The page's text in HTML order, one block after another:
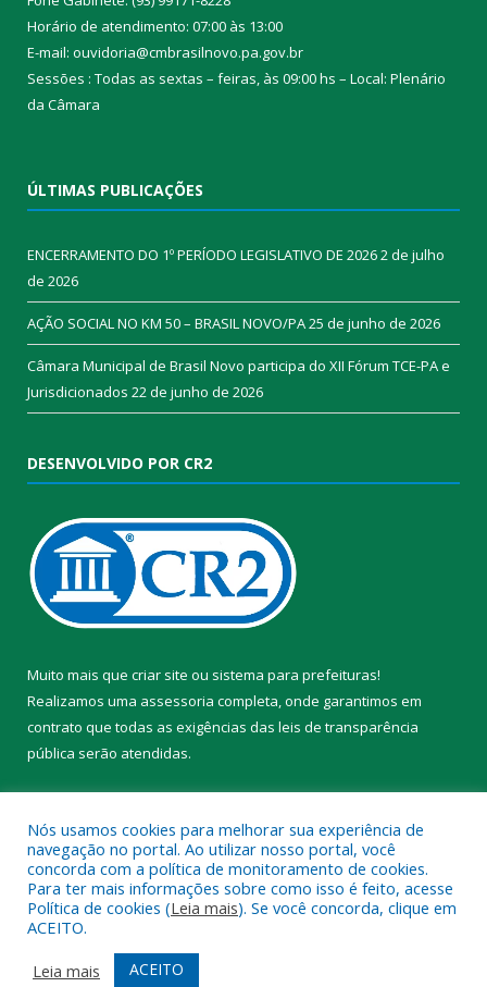
Horário de atendimento: 07:00 às 13:00
E-mail: ouvidoria@cmbrasilnovo.pa.gov.br
Sessões : Todas as sextas – feiras, às 09:00 hs – Local: Plenário
da Câmara​
ÚLTIMAS PUBLICAÇÕES
ENCERRAMENTO DO 1º PERÍODO LEGISLATIVO DE 20262 de julho
de 2026
AÇÃO SOCIAL NO KM 50 – BRASIL NOVO/PA25 de junho de 2026
Câmara Municipal de Brasil Novo participa do XII Fórum TCE-PA e
Jurisdicionados 22 de junho de 2026
DESENVOLVIDO POR CR2
Muito mais que criar site ou sistema para prefeituras!
Realizamos uma assessoria completa, onde garantimos em
contrato que todas as exigências das leis de transparência
pública serão atendidas.
Todos os direitos reservados a Câmara Municipal de Brasil Novo.
Mapa do Site
Acessar Área Administrativa
Nós usamos cookies para melhorar sua experiência de
navegação no portal. Ao utilizar nosso portal, você
concorda com a política de monitoramento de cookies.
Para ter mais informações sobre como isso é feito, acesse
Política de cookies (Leia mais). Se você concorda, clique em
ACEITO.
Leia mais
ACEITO